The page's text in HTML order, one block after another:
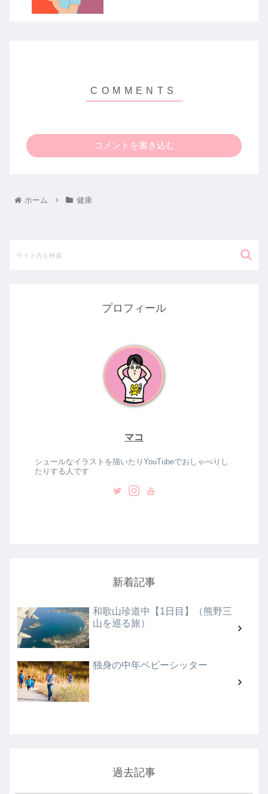
コメントを書き込む
ホーム 健康
プロフィール
マコ
シュールなイラストを描いたりYouTubeでおしゃべりし
たりする人です
新着記事
和歌山珍道中【1日目】（熊野三
山を巡る旅）
独身の中年ベビーシッター
過去記事